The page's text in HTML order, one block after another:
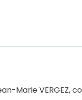
Marie VERGEZ,